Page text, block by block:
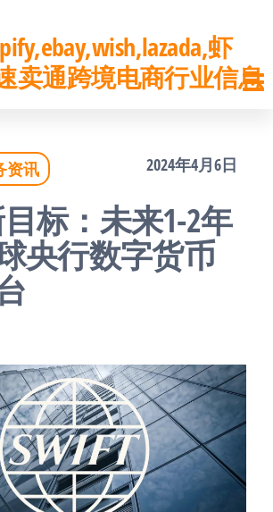
虾
卖通跨境电商行业信息
资讯 2024年4月6日
目标：未来1-2年
央行数字货币